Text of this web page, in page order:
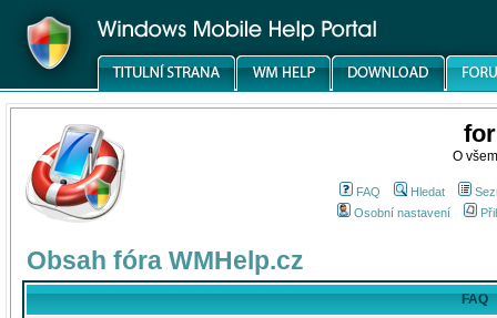
O
FAQ Hledat
Osobní nastavení
Obsah fóra WMHelp.cz
FAQ